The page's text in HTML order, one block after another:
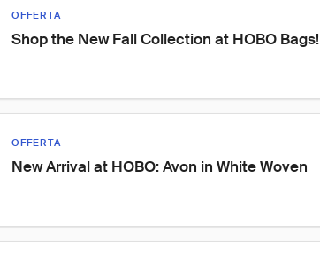
OFFERTA
Shop the New Fall Collection at HOBO Bags!
OFFERTA
New Arrival at HOBO: Avon in White Woven